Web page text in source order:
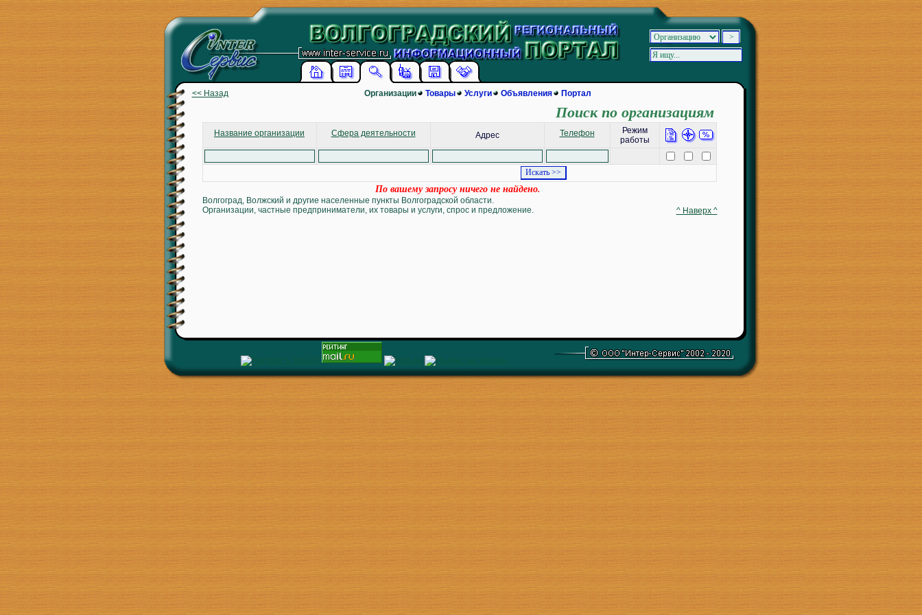
<< Назад Организации Товары Услуги Объявления Портал
Поиск по организациям
Название организации Сфера деятельности Адрес Телефон
Режим
работы
По вашему запросу ничего не найдено.
Волгоград, Волжский и другие населенные пункты Волгоградской области.
Организации, частные предприниматели, их товары и услуги, спрос и предложение.
^ Наверх ^